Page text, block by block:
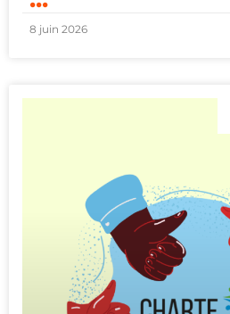
8 juin 2026